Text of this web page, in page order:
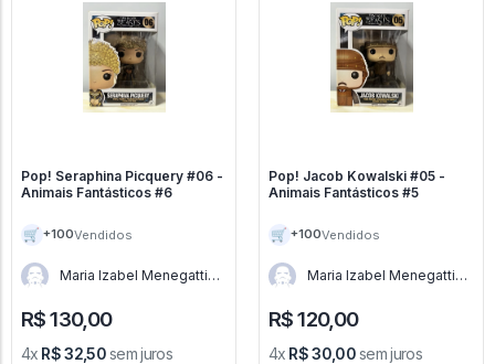
Pop! Seraphina Picquery #06 -
Animais Fantásticos #6
🛒 +100Vendidos
Maria Izabel Menegatti
R$ 130,00
4x R$ 32,50sem juros
Pop! Jacob Kowalski #05 -
Animais Fantásticos #5
🛒 +100Vendidos
Maria Izabel Menegatti
R$ 120,00
4x R$ 30,00sem juros